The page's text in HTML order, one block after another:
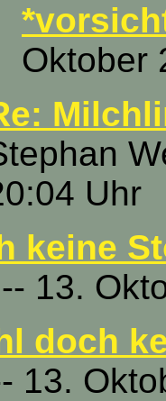
Oktober
Uhr
keine
13.
doch
13.